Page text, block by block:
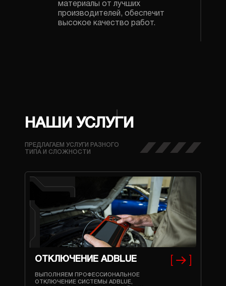
материалы от лучших
производителей, обеспечит
высокое качество работ.
НАШИ УСЛУГИ
ПРЕДЛАГАЕМ УСЛУГИ РАЗНОГО
ТИПА И СЛОЖНОСТИ
ОТКЛЮЧЕНИЕ ADBLUE
ВЫПОЛНЯЕМ ПРОФЕССИОНАЛЬНОЕ
ОТКЛЮЧЕНИЕ СИСТЕМЫ ADBLUE,